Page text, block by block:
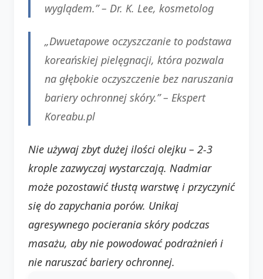
wyglądem.” – Dr. K. Lee, kosmetolog
„Dwuetapowe oczyszczanie to podstawa
koreańskiej pielęgnacji, która pozwala
na głębokie oczyszczenie bez naruszania
bariery ochronnej skóry.” – Ekspert
Koreabu.pl
Nie używaj zbyt dużej ilości olejku – 2-3
krople zazwyczaj wystarczają. Nadmiar
może pozostawić tłustą warstwę i przyczynić
się do zapychania porów. Unikaj
agresywnego pocierania skóry podczas
masażu, aby nie powodować podrażnień i
nie naruszać bariery ochronnej.